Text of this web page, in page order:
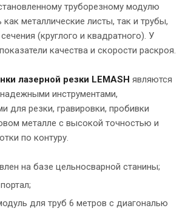
труборезному модулю
как металлические листы, так и трубы,
(круглого и квадратного). У
качества и скорости раскроя.
лазерной резки LEMASH являются
инструментами,
для резки, гравировки, пробивки
металле с высокой точностью и
по контуру.
на базе цельносварной станины;
для труб 6 метров с диагональю